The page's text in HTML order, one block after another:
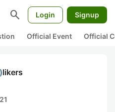
search Login Signup
Official Event Official
likers